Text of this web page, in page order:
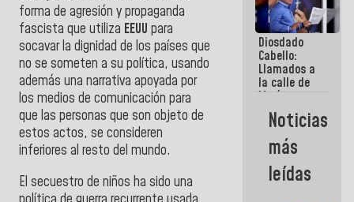
forma de agresión y propaganda
fascista que utiliza EEUU para
socavar la dignidad de los países que
no se someten a su política, usando
además una narrativa apoyada por
los medios de comunicación para
que las personas que son objeto de
estos actos, se consideren
inferiores al resto del mundo.
El secuestro de niños ha sido una
puede creer?
¿Y la gente
que ella iba
a salvar en
La Guaira?
Diosdado
Cabello:
Llamados a
la calle de
María
Machado se
estrellaron
de frente
contra el
Pueblo
Noticias
más
leídas